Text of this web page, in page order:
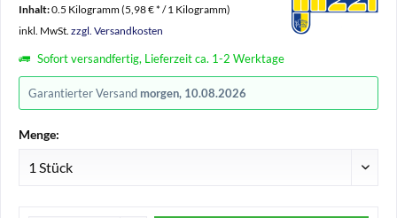
Inhalt:0.5 Kilogramm (5,98 € * / 1 Kilogramm)
inkl. MwSt. zzgl. Versandkosten
Sofort versandfertig, Lieferzeit ca. 1-2 Werktage
Garantierter Versand morgen, 10.08.2026
Menge: